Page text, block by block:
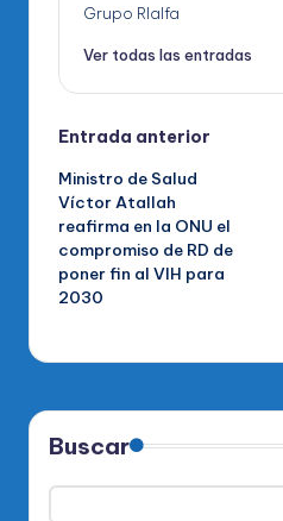
Grupo RIalfa
Ver todas las entradas
Navegación
de
entradas
Entrada anterior
Ministro de Salud
Víctor Atallah
reafirma en la ONU el
compromiso de RD de
poner fin al VIH para
2030
Buscar